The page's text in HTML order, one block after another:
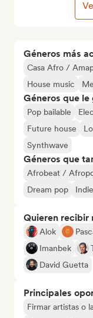
Géneros más
Casa Afro /
House music
Géneros que le
Pop bailable
Future house
Synthwave
Géneros que
Afrobeat /
Dream pop
Quieren recibir
Alok
Imanbek
David Guetta
Principales
Firmar artistas o